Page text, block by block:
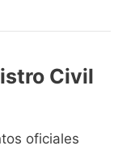
Civil
oficiales